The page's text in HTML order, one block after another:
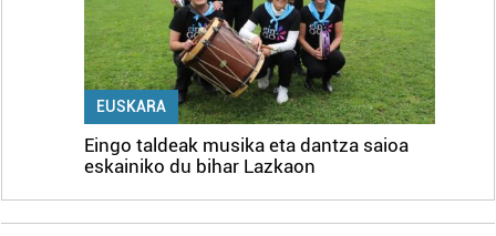
EUSKARA
Eingo taldeak musika eta dantza saioa
eskainiko du bihar Lazkaon